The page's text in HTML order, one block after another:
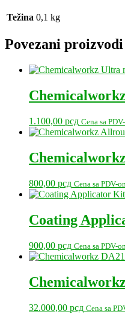
Težina 0,1 kg
Povezani proizvodi
1.100,00 рсд Cena sa
800,00 рсд Cena sa PDV-
Coating
900,00 рсд Cena sa PDV-
32.000,00 рсд Cena sa